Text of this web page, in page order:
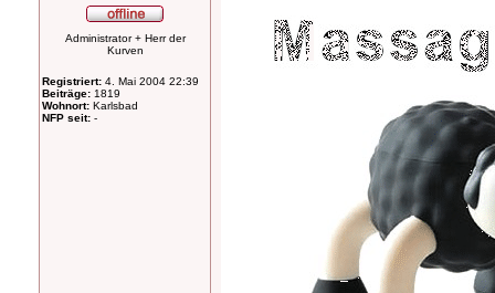
Administrator + Herr der
Kurven
Registriert: 4. Mai 2004 22:39
Beiträge: 1819
Wohnort: Karlsbad
NFP seit: -